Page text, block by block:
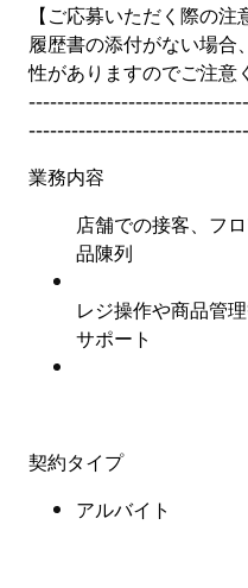
【ご応募いただく際の注
履歴書の添付がない場合
性がありますのでご注意
業務内容
店舗での接客、フ
品陳列
レジ操作や商品管
サポート
契約タイプ
アルバイト